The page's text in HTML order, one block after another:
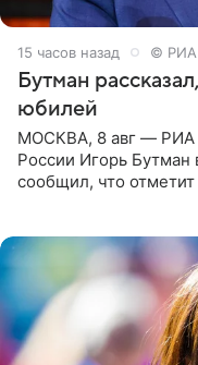
15 часов назад © РИА
Бутман
юбилей
МОСКВА, 8 авг — РИА
России Игорь
сообщил, что